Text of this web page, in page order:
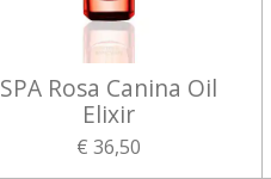
SPA Rosa Canina Oil
Elixir
€ 36,50